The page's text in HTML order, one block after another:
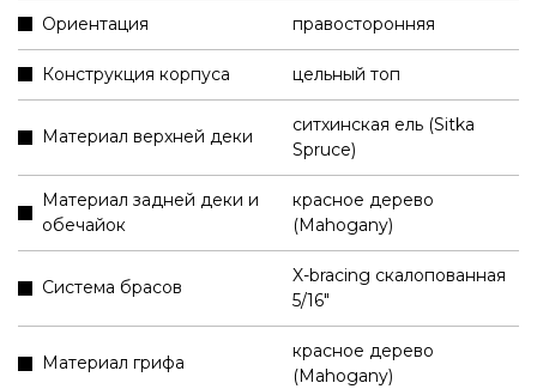
Ориентация правосторонняя
Конструкция корпуса цельный топ
Материал верхней деки
ситхинская ель (Sitka
Spruce)
Материал задней деки и
обечайок
красное дерево
(Mahogany)
Система брасов
X-bracing скалопованная
5/16"
Материал грифа
красное дерево
(Mahogany)